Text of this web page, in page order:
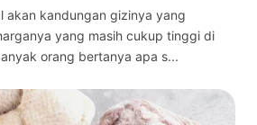
akan kandungan gizinya yang
yang masih cukup tinggi di
orang bertanya apa s...